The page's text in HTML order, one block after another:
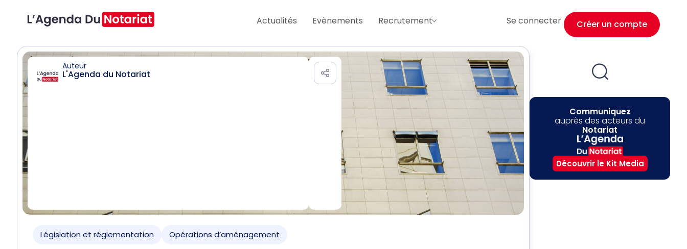
Actualités Evènements Recrutement Se connecter Créer un compte
Auteur
L'Agenda du Notariat
Législation et réglementation Opérations d’aménagement
Communiquez
auprès des acteurs du
Notariat
Découvrir le Kit Media